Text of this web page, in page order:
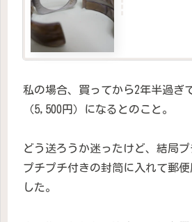
私の場合、買ってから2年半過ぎ
（5,500円）になるとのこと。
どう送ろうか迷ったけど、結局
プチプチ付きの封筒に入れて郵
した。